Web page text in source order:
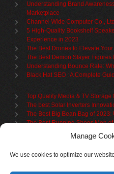
Manage
We use cookies to optimize our
Understanding Brand
Marketplace
Channel Wide Computer Co.,
5 High-Quality Bookshelf
Experience in 2023
The Best Drones to Elevate
The Best Demon Slayer
Understanding Bounce Rate:
Black Hat SEO : A Complete
Top Quality Media & TV Storage
The best Solar Inverters
The Best Big Bean Bag of
The Best Running Shoes Men
The Best Cycling Jersey For
The Benefits of Using Filing
Upgrade Your Living Space with